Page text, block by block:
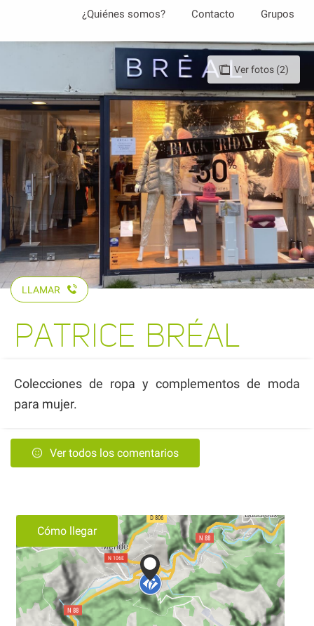
¿Quiénes somos? Contacto Grupos
Ver fotos (2)
LLAMAR
PATRICE BRÉAL
Colecciones de ropa y complementos de moda
para mujer.
Ver todos los comentarios
Cómo llegar